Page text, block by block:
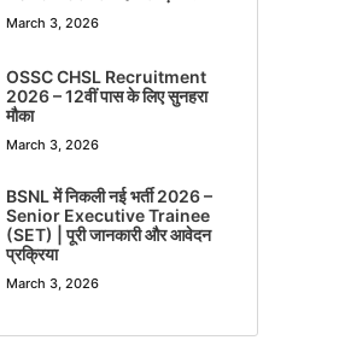
March 3, 2026
OSSC CHSL Recruitment
2026 – 12वीं पास के लिए सुनहरा
मौका
March 3, 2026
BSNL में निकली नई भर्ती 2026 –
Senior Executive Trainee
(SET) | पूरी जानकारी और आवेदन
प्रक्रिया
March 3, 2026